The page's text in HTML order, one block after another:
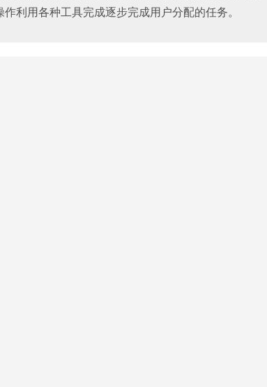
利用各种工具完成逐步完成用户分配的任务。